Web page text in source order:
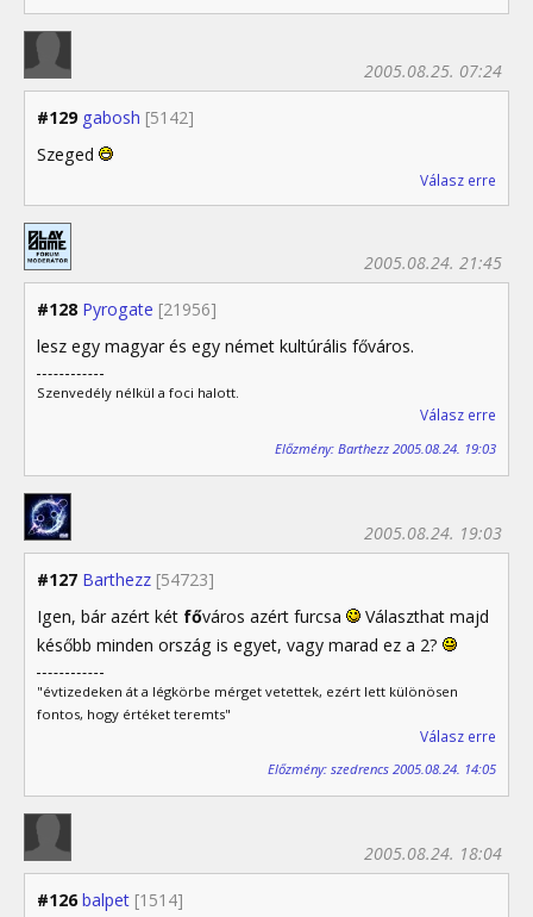
#129 gabosh [5142]
2005.08.25. 07:24
Szeged
Válasz erre
#128 Pyrogate [21956]
2005.08.24. 21:45
lesz egy magyar és egy német kultúrális főváros.
Szenvedély nélkül a foci halott.
Válasz erre
Előzmény: Barthezz 2005.08.24. 19:03
#127 Barthezz [54723]
2005.08.24. 19:03
Igen, bár azért két főváros azért furcsa
Választhat majd
később minden ország is egyet, vagy marad ez a 2?
"évtizedeken át a légkörbe mérget vetettek, ezért lett különösen
fontos, hogy értéket teremts"
Válasz erre
Előzmény: szedrencs 2005.08.24. 14:05
#126 balpet [1514]
2005.08.24. 18:04